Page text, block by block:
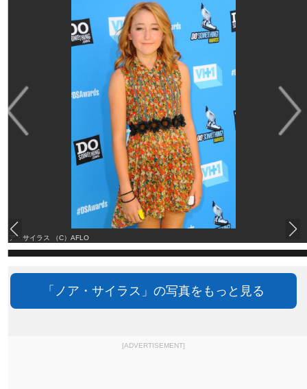
ノア・サイラス （C）AFLO
「ノア・サイラス」の写真をもっと見る
[ADVERTISEMENT]